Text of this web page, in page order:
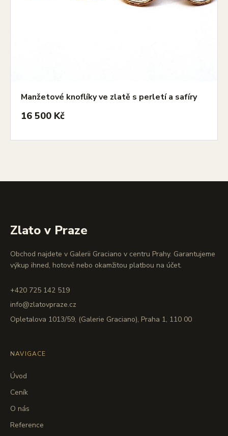
Manžetové knoflíky ve zlatě s perletí a safíry
16 500 Kč
Zlato v Praze
Obchod najdete v Galerii Graciano v centru Prahy. Garantujeme
výkup ihned, hotově nebo okamžitou platbou na účet.
+420 725 142 519
info@zlatovpraze.cz
Opletalova 1013/59, (Galerie Graciano), Praha 1, 110 00
NAVIGACE
Úvod
Ceník
O nás
Reference